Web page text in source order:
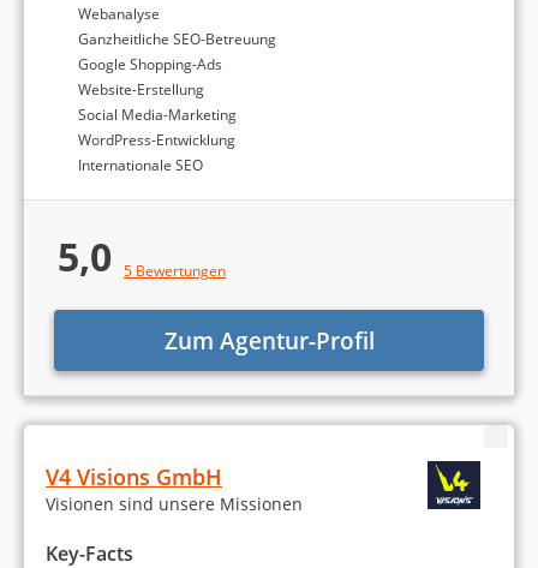
Webanalyse
Ganzheitliche SEO-Betreuung
Google Shopping-Ads
Website-Erstellung
Social Media-Marketing
WordPress-Entwicklung
Internationale SEO
5,0 5 Bewertungen
Zum Agentur-Profil
V4 Visions GmbH
Visionen sind unsere Missionen
Key-Facts